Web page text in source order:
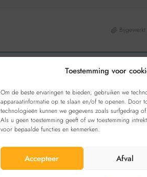
Toestemming voor
Om de beste ervaringen te bieden, gebruiken we
apparaatinformatie op te slaan en/of te openen. Door
technologieën kunnen we gegevens zoals surfgedrag
Als u geen toestemming geeft of uw toestemming
voor bepaalde functies en kenmerken.
Accepteer Afval